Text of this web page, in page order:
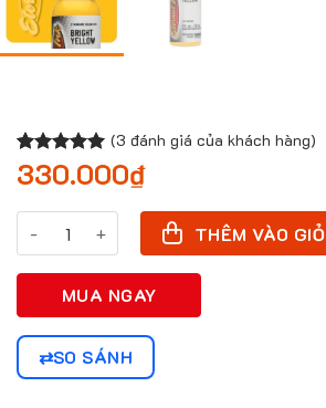
5.00trên 5
dựa trên
2
(3 đánh giá của khách hàng)
330.000₫
Mực Xăm Eternal Bright Yellow số lượng
THÊM VÀO GIỎ
MUA NGAY
SO SÁNH